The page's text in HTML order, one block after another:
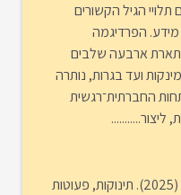
תלויי הגיל הקשורים
מידע. הפרדיגמה
ארבעה שלבים
ועד בגרות, נותרה
החברתית־רגשית
ליצור...........
ולקנברג, מ. וטיילור פיוטרובסקי, ג'. (2025). תינוקות, פעוטות